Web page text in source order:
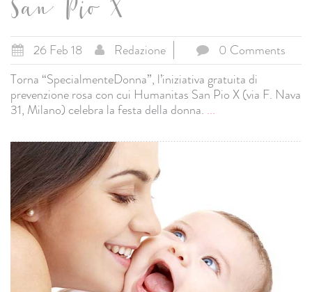
San Pio X
26 Feb 18 Redazione
0 Comments
Torna “SpecialmenteDonna”, l’iniziativa gratuita di
prevenzione rosa con cui Humanitas San Pio X (via F. Nava
31, Milano) celebra la festa della donna. ...